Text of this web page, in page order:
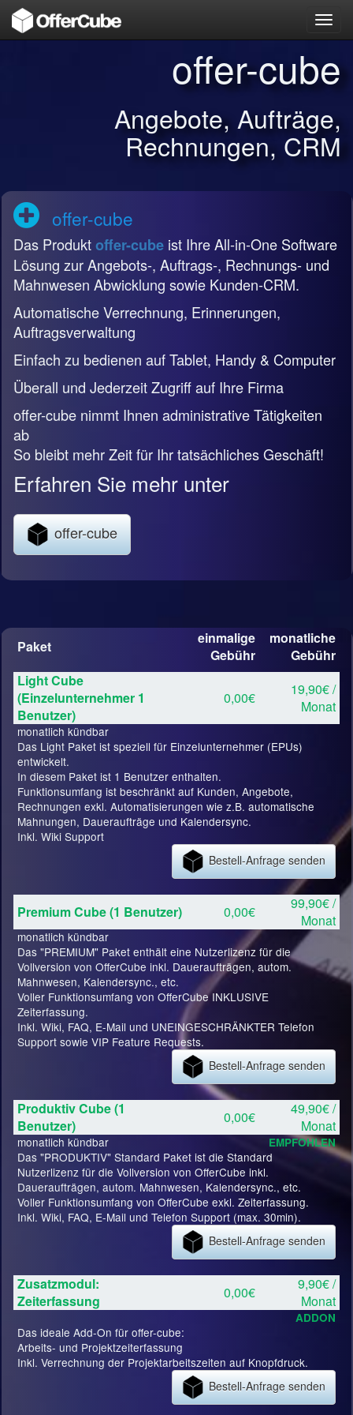
offer-cube
Angebote, Aufträge,
Rechnungen, CRM
offer-cube
Das Produktoffer-cube ist Ihre All-in-One Software
Lösung zur Angebots-, Auftrags-, Rechnungs- und
Mahnwesen Abwicklung sowie Kunden-CRM.
Automatische Verrechnung, Erinnerungen,
Auftragsverwaltung
Einfach zu bedienen auf Tablet, Handy & Computer
Überall und Jederzeit Zugriff auf Ihre Firma
offer-cube nimmt Ihnen administrative Tätigkeiten
ab
So bleibt mehr Zeit für Ihr tatsächliches Geschäft!
Erfahren Sie mehr unter
offer-cube
Paket
einmalige
Gebühr
monatliche
Gebühr
Light Cube
(Einzelunternehmer 1
Benutzer)
0,00€
19,90€ /
Monat
monatlich kündbar
Das Light Paket ist speziell für Einzelunternehmer (EPUs)
entwickelt.
In diesem Paket ist 1 Benutzer enthalten.
Funktionsumfang ist beschränkt auf Kunden, Angebote,
Rechnungen exkl. Automatisierungen wie z.B. automatische
Mahnungen, Daueraufträge und Kalendersync.
Inkl. Wiki Support
Bestell-Anfrage senden
Premium Cube (1 Benutzer) 0,00€
99,90€ /
Monat
monatlich kündbar
Das "PREMIUM" Paket enthält eine Nutzerlizenz für die
Vollversion von OfferCube inkl. Daueraufträgen, autom.
Mahnwesen, Kalendersync., etc.
Voller Funktionsumfang von OfferCube INKLUSIVE
Zeiterfassung.
Inkl. Wiki, FAQ, E-Mail und UNEINGESCHRÄNKTER Telefon
Support sowie VIP Feature Requests.
Bestell-Anfrage senden
Produktiv Cube (1
Benutzer)
0,00€
49,90€ /
Monat
monatlich kündbar EMPFOHLEN
Das "PRODUKTIV" Standard Paket ist die Standard
Nutzerlizenz für die Vollversion von OfferCube inkl.
Daueraufträgen, autom. Mahnwesen, Kalendersync., etc.
Voller Funktionsumfang von OfferCube exkl. Zeiterfassung.
Inkl. Wiki, FAQ, E-Mail und Telefon Support (max. 30min).
Bestell-Anfrage senden
Zusatzmodul:
Zeiterfassung
0,00€
9,90€ /
Monat
ADDON
Das ideale Add-On für offer-cube:
Arbeits- und Projektzeiterfassung
Inkl. Verrechnung der Projektarbeitszeiten auf Knopfdruck.
Bestell-Anfrage senden